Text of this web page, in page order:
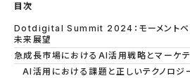
目次
Dotdigital Summit 2024：モーメントベ
未来展望
急成長市場におけるAI活用戦略とマーケ
AI活用における課題と正しいテクノロジ